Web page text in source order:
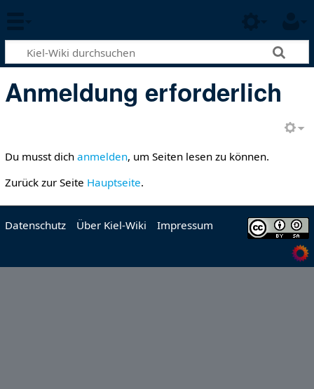
Anmeldung erforderlich
Du musst dich anmelden, um Seiten lesen zu können.
Zurück zur Seite Hauptseite.
Datenschutz Über Kiel-Wiki Impressum